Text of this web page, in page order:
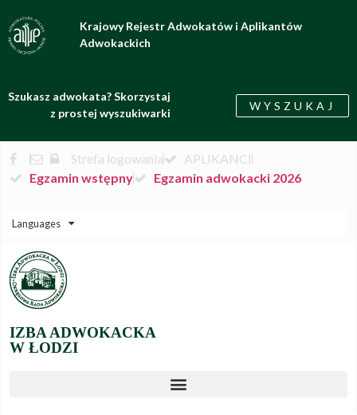
Krajowy Rejestr Adwokatów i Aplikantów
Adwokackich
Szukasz adwokata? Skorzystaj
z prostej wyszukiwarki
WYSZUKAJ
Strefa logowania
APLIKANCI
Egzamin wstępny
Egzamin adwokacki 2026
Languages
IZBA ADWOKACKA
W ŁODZI